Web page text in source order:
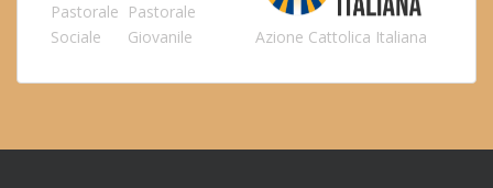
Pastorale
Sociale
Pastorale
Giovanile
Azione Cattolica Italiana